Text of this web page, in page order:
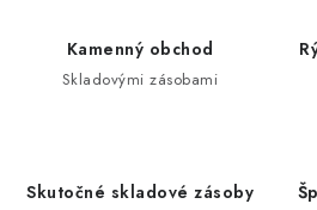
ZNAČKY
Kamenný obchod
Skladovými zásobami
Skutočné skladové zásoby